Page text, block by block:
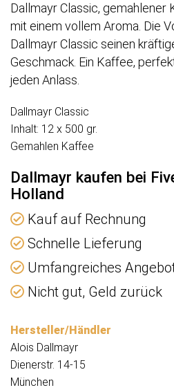
Dallmayr Classic, gemahlener
mit einem vollem Aroma. Die
Dallmayr Classic seinen
Geschmack. Ein Kaffee,
jeden Anlass.
Dallmayr Classic
Inhalt: 12 x 500 gr.
Gemahlen Kaffee
Dallmayr kaufen bei
Holland
Kauf auf Rechnung
Schnelle Lieferung
Umfangreiches
Nicht gut, Geld zurück
Hersteller/Händler
Alois Dallmayr
Dienerstr. 14-15
München